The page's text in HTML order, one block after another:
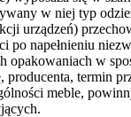
w niej typ
urządzeń)
napełnieniu
opakowaniach w
producenta, termin
meble,